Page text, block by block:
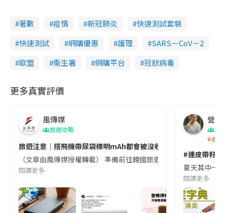
著數 疫情 新冠肺炎
快速測試套裝
快速測試
網購優惠 護理
SARS－CoV－2
歐盟
衞生署 網購平台 冠狀病毒
更多真實評價
風傳媒
旅遊攻略
旅遊注意｜搭飛機帶尿袋標明mAh都會被沒收😱出發前切記檢查
（文章由風傳媒授權轉載） 準備前往韓國旅遊的民眾，近期要
閱讀更多
營養
香港
#連皮帶籽
夏天其中一
閱讀更多